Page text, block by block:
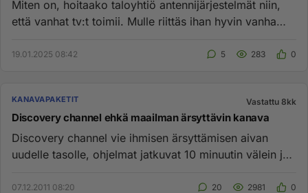
Miten on, hoitaako taloyhtiö antennijärjestelmät niin,
että vanhat tv:t toimii. Mulle riittäs ihan hyvin vanha
19.01.2025 08:42 5 283 0
KANAVAPAKETIT Vastattu 8kk
Discovery channel ehkä maailman ärsyttävin kanava
Discovery channel vie ihmisen ärsyttämisen aivan
uudelle tasolle, ohjelmat jatkuvat 10 minuutin välein ja
07.12.2011 08:20 20 2981 0